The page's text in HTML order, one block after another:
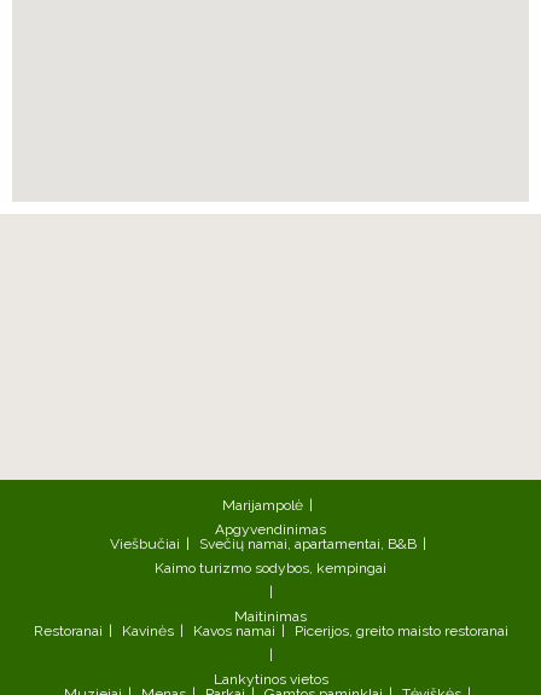
Marijampolė
Apgyvendinimas
Viešbučiai
Svečių namai, apartamentai, B&B
Kaimo turizmo sodybos, kempingai
Maitinimas
Restoranai
Kavinės Kavos namai Picerijos, greito maisto restoranai
Lankytinos vietos